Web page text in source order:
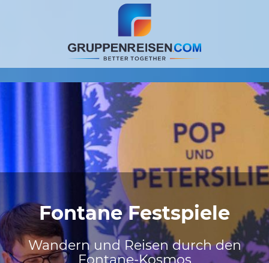
Fontane Festspiele
Wandern und Reisen durch den